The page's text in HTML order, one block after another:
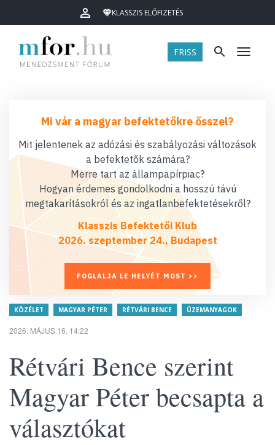
KLASSZIS ELŐFIZETÉS
FRISS Menü
Mi vár a magyar befektetőkre ősszel?
Mit jelentenek az adózási és szabályozási változások
a befektetők számára?
Merre tart az állampapírpiac?
Hogyan érdemes gondolkodni a hosszú távú
megtakarításokról és az ingatlanbefektetésekről?
Klasszis Befektetői Klub
2026. szeptember 24., Budapest
FOGLALJA LE HELYÉT MOST >>
KÖZÉLET MAGYAR PÉTER RÉTVÁRI BENCE ÜZEMANYAGOK
2026. MÁJUS 16. 14:22
Rétvári Bence szerint
Magyar Péter becsapta a
választókat